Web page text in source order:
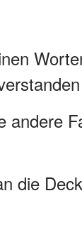
die